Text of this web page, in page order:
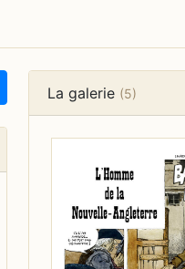
La galerie (5)